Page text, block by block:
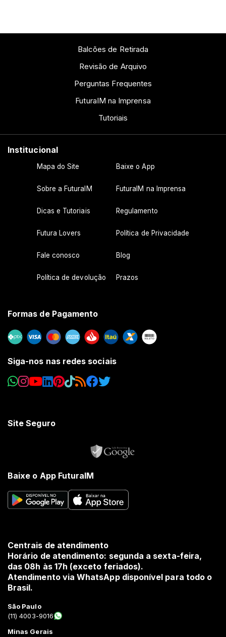
Balcões de Retirada
Revisão de Arquivo
Perguntas Frequentes
FuturaIM na Imprensa
Tutoriais
Institucional
Mapa do Site Baixe o App
Sobre a FuturaIM FuturaIM na Imprensa
Dicas e Tutoriais Regulamento
Futura Lovers Política de Privacidade
Fale conosco Blog
Política de devolução Prazos
Formas de Pagamento
Siga-nos nas redes sociais
Site Seguro
Baixe o App FuturaIM
Centrais de atendimento
Horário de atendimento: segunda a sexta-feira,
das 08h às 17h (exceto feriados).
Atendimento via WhatsApp disponível para todo o
Brasil.
São Paulo
(11) 4003-9016
Minas Gerais